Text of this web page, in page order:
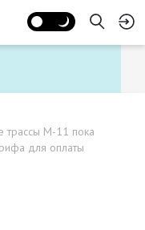
трассы М-11 пока
для оплаты